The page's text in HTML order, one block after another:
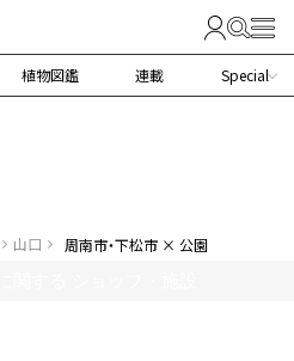
植物図鑑 連載 Special
山口
周南市・下松市 × 公園